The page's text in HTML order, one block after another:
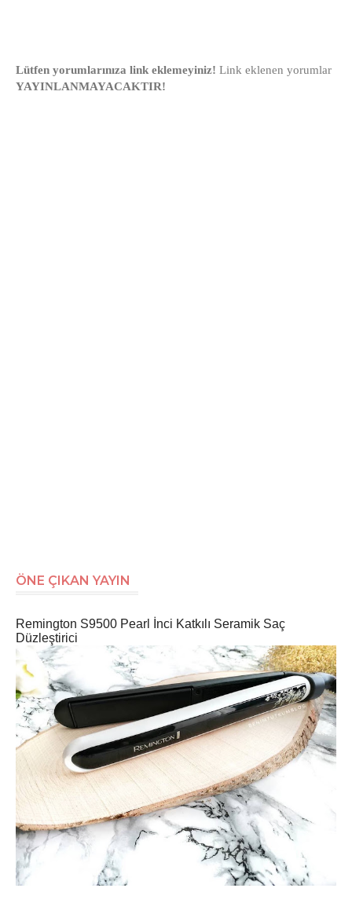
Lütfen yorumlarınıza link eklemeyiniz! Link eklenen yorumlar
YAYINLANMAYACAKTIR!
ÖNE ÇIKAN YAYIN
Remington S9500 Pearl İnci Katkılı Seramik Saç
Düzleştirici